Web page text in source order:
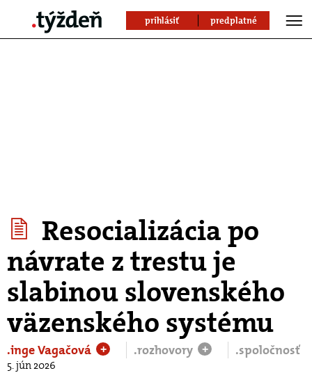
prihlásiť predplatné
Resocializácia po
návrate z trestu je
slabinou slovenského
väzenského systému
.inge Vagačová + .rozhovory + .spoločnosť
5. jún 2026